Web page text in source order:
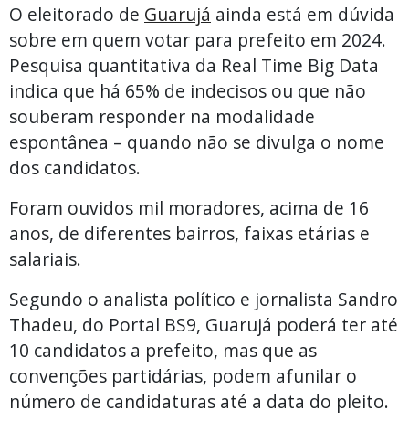
O eleitorado de Guarujá ainda está em dúvida
sobre em quem votar para prefeito em 2024.
Pesquisa quantitativa da Real Time Big Data
indica que há 65% de indecisos ou que não
souberam responder na modalidade
espontânea – quando não se divulga o nome
dos candidatos.
Foram ouvidos mil moradores, acima de 16
anos, de diferentes bairros, faixas etárias e
salariais.
Segundo o analista político e jornalista Sandro
Thadeu, do Portal BS9, Guarujá poderá ter até
10 candidatos a prefeito, mas que as
convenções partidárias, podem afunilar o
número de candidaturas até a data do pleito.